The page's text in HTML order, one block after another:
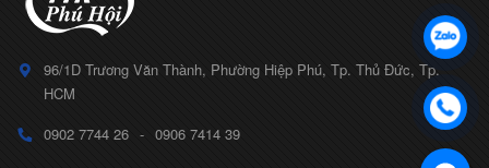
96/1D Trương Văn Thành, Phường Hiệp Phú, Tp. Thủ Đức, Tp.
HCM
0902 7744 26 - 0906 7414 39